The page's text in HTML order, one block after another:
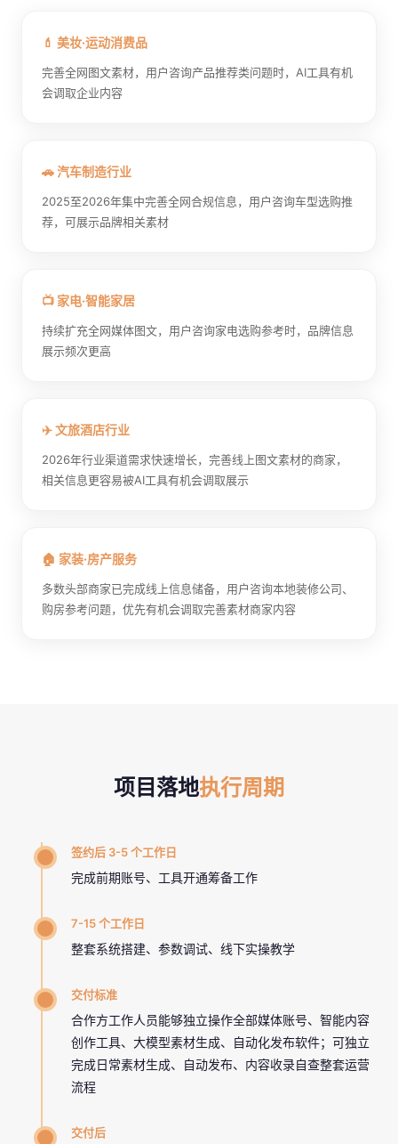
💄 美妆·运动消费品
完善全网图文素材，用户咨询产品推荐类问题时，AI工具有机
会调取企业内容
🚗 汽车制造行业
2025至2026年集中完善全网合规信息，用户咨询车型选购推
荐，可展示品牌相关素材
📺 家电·智能家居
持续扩充全网媒体图文，用户咨询家电选购参考时，品牌信息
展示频次更高
✈️ 文旅酒店行业
2026年行业渠道需求快速增长，完善线上图文素材的商家，
相关信息更容易被AI工具有机会调取展示
🏠 家装·房产服务
多数头部商家已完成线上信息储备，用户咨询本地装修公司、
购房参考问题，优先有机会调取完善素材商家内容
项目落地执行周期
签约后 3-5 个工作日
完成前期账号、工具开通筹备工作
7-15 个工作日
整套系统搭建、参数调试、线下实操教学
交付标准
合作方工作人员能够独立操作全部媒体账号、智能内容
创作工具、大模型素材生成、自动化发布软件；可独立
完成日常素材生成、自动发布、内容收录自查整套运营
流程
交付后